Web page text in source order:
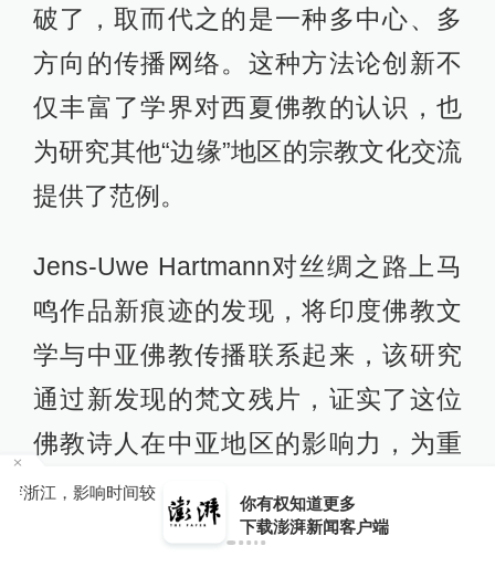
破了，取而代之的是一种多中心、多
方向的传播网络。这种方法论创新不
仅丰富了学界对西夏佛教的认识，也
为研究其他“边缘”地区的宗教文化交流
提供了范例。
Jens-Uwe Hartmann对丝绸之路上马
鸣作品新痕迹的发现，将印度佛教文
学与中亚佛教传播联系起来，该研究
通过新发现的梵文残片，证实了这位
佛教诗人在中亚地区的影响力，为重
构印度佛教文学在中亚的接受史提供
了关键证据；乌云毕力格关于《白
你有权知道更多
下载澎湃新闻客户端